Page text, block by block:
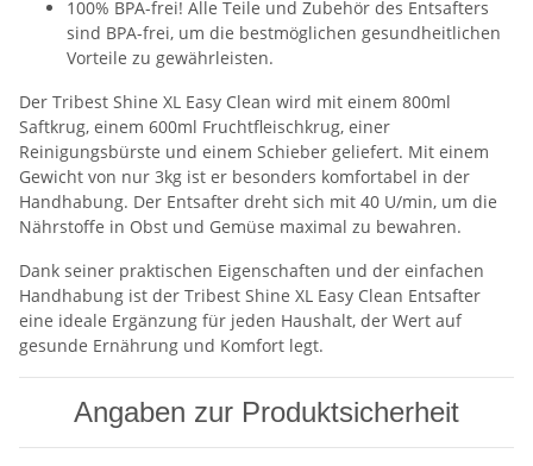
100% BPA-frei! Alle Teile und Zubehör des Entsafters
sind BPA-frei, um die bestmöglichen gesundheitlichen
Vorteile zu gewährleisten.
Der Tribest Shine XL Easy Clean wird mit einem 800ml
Saftkrug, einem 600ml Fruchtfleischkrug, einer
Reinigungsbürste und einem Schieber geliefert. Mit einem
Gewicht von nur 3kg ist er besonders komfortabel in der
Handhabung. Der Entsafter dreht sich mit 40 U/min, um die
Nährstoffe in Obst und Gemüse maximal zu bewahren.
Dank seiner praktischen Eigenschaften und der einfachen
Handhabung ist der Tribest Shine XL Easy Clean Entsafter
eine ideale Ergänzung für jeden Haushalt, der Wert auf
gesunde Ernährung und Komfort legt.
Angaben zur Produktsicherheit